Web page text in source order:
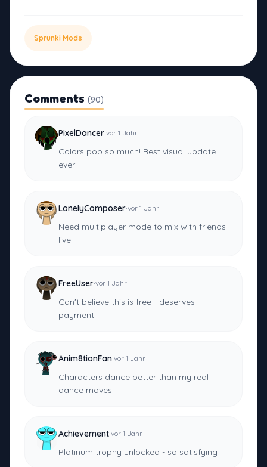
Sprunki Mods
Comments (90)
PixelDancer·vor 1 Jahr
Colors pop so much! Best visual update
ever
LonelyComposer·vor 1 Jahr
Need multiplayer mode to mix with friends
live
FreeUser·vor 1 Jahr
Can't believe this is free - deserves
payment
Anim8tionFan·vor 1 Jahr
Characters dance better than my real
dance moves
Achievement·vor 1 Jahr
Platinum trophy unlocked - so satisfying